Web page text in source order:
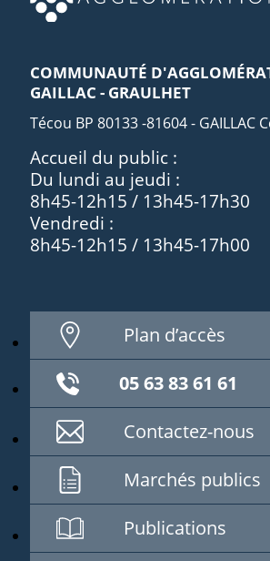
COMMUNAUTÉ
GAILLAC - GRAULHET
Técou BP 80133 -81604 - GAILLAC
Accueil du public :
Du lundi au jeudi :
8h45-12h15 / 13h45-17h30
Vendredi :
8h45-12h15 / 13h45-17h00
Plan d’accès
05 63 83 61 61
Contactez-nous
Marchés publics
Publications